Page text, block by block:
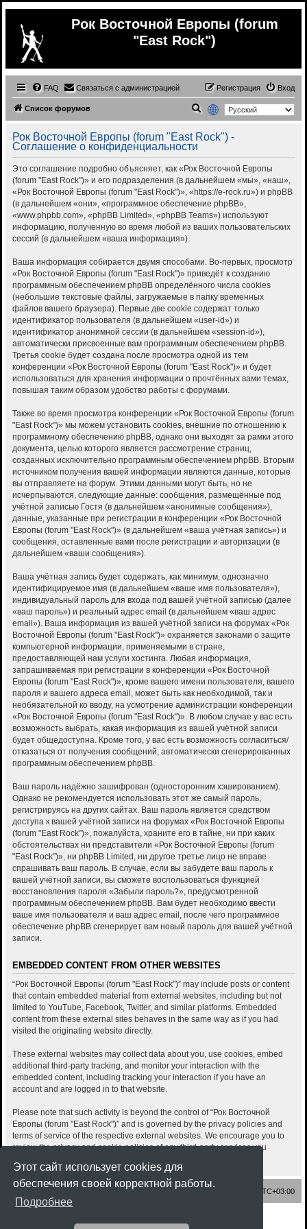
Этот сайт использует cookies для
обеспечения своей корректной работы.
Подробнее
Рок Восточной Европы (forum
"East Rock")
FAQ Связаться с администрацией Вход
Регистрация
Список форумов
и
с
к
Рок Восточной Европы (forum "East Rock") -
Соглашение о конфиденциальности
Это соглашение подробно объясняет, как «Рок Восточной Европы
(forum "East Rock")» и его подразделения (в дальнейшем «мы», «наш»,
«Рок Восточной Европы (forum "East Rock")», «https://e-rock.ru») и phpBB
(в дальнейшем «они», «программное обеспечение phpBB»,
«www.phpbb.com», «phpBB Limited», «phpBB Teams») используют
информацию, полученную во время любой из ваших пользовательских
сессий (в дальнейшем «ваша информация»).
Ваша информация собирается двумя способами. Во-первых, просмотр
«Рок Восточной Европы (forum "East Rock")» приведёт к созданию
программным обеспечением phpBB определённого числа cookies
(небольшие текстовые файлы, загружаемые в папку временных
файлов вашего браузера). Первые две cookie содержат только
идентификатор пользователя (в дальнейшем «user-id») и
идентификатор анонимной сессии (в дальнейшем «session-id»),
автоматически присвоенные вам программным обеспечением phpBB.
Третья cookie будет создана после просмотра одной из тем
конференции «Рок Восточной Европы (forum "East Rock")» и будет
использоваться для хранения информации о прочтённых вами темах,
повышая таким образом удобство работы с форумами.
Также во время просмотра конференции «Рок Восточной Европы (forum
"East Rock")» мы можем установить cookies, внешние по отношению к
программному обеспечению phpBB, однако они выходят за рамки этого
документа, целью которого является рассмотрение страниц,
созданных исключительно программным обеспечением phpBB. Вторым
источником получения вашей информации являются данные, которые
вы отправляете на форум. Этими данными могут быть, но не
исчерпываются, следующие данные: сообщения, размещённые под
учётной записью Гостя (в дальнейшем «анонимные сообщения»),
данные, указанные при регистрации в конференции «Рок Восточной
Европы (forum "East Rock")» (в дальнейшем «ваша учётная запись») и
сообщения, оставленные вами после регистрации и авторизации (в
дальнейшем «ваши сообщения»).
Ваша учётная запись будет содержать, как минимум, однозначно
идентифицируемое имя (в дальнейшем «ваше имя пользователя»),
индивидуальный пароль для входа под вашей учётной записью (далее
«ваш пароль») и реальный адрес email (в дальнейшем «ваш адрес
email»). Ваша информация из вашей учётной записи на форумах «Рок
Восточной Европы (forum "East Rock")» охраняется законами о защите
компьютерной информации, применяемыми в стране,
предоставляющей нам услуги хостинга. Любая информация,
запрашиваемая при регистрации в конференции «Рок Восточной
Европы (forum "East Rock")», кроме вашего имени пользователя, вашего
пароля и вашего адреса email, может быть как необходимой, так и
необязательной ко вводу, на усмотрение администрации конференции
«Рок Восточной Европы (forum "East Rock")». В любом случае у вас есть
возможность выбрать, какая информация из вашей учётной записи
будет общедоступна. Кроме того, у вас есть возможность согласиться/
отказаться от получения сообщений, автоматически сгенерированных
программным обеспечением phpBB.
Ваш пароль надёжно зашифрован (односторонним хэшированием).
Однако не рекомендуется использовать этот же самый пароль,
регистрируясь на других сайтах. Ваш пароль является средством
доступа к вашей учётной записи на форумах «Рок Восточной Европы
(forum "East Rock")», пожалуйста, храните его в тайне, ни при каких
обстоятельствах ни представители «Рок Восточной Европы (forum
"East Rock")», ни phpBB Limited, ни другое третье лицо не вправе
спрашивать ваш пароль. В случае, если вы забудете ваш пароль к
вашей учётной записи, вы сможете воспользоваться функцией
восстановления пароля «Забыли пароль?», предусмотренной
программным обеспечением phpBB. Вам будет необходимо ввести
ваше имя пользователя и ваш адрес email, после чего программное
обеспечение phpBB сгенерирует вам новый пароль для вашей учётной
записи.
EMBEDDED CONTENT FROM OTHER WEBSITES
“Рок Восточной Европы (forum "East Rock")” may include posts or content
that contain embedded material from external websites, including but not
limited to YouTube, Facebook, Twitter, and similar platforms. Embedded
content from these external sites behaves in the same way as if you had
visited the originating website directly.
These external websites may collect data about you, use cookies, embed
additional third-party tracking, and monitor your interaction with the
embedded content, including tracking your interaction if you have an
account and are logged in to that website.
Please note that such activity is beyond the control of “Рок Восточной
Европы (forum "East Rock")” and is governed by the privacy policies and
terms of service of the respective external websites. We encourage you to
review the privacy and cookie policies of any third-party services you
UTC+03:00